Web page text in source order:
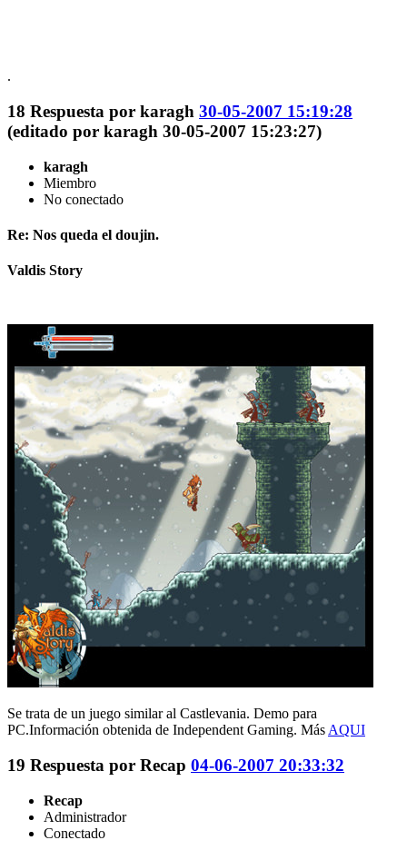
.
18 Respuesta por karagh 30-05-2007 15:19:28
(editado por karagh 30-05-2007 15:23:27)
karagh
Miembro
No conectado
Re: Nos queda el doujin.
Valdis Story
Se trata de un juego similar al Castlevania. Demo para
PC.Información obtenida de Independent Gaming. MásAQUI
19 Respuesta por Recap 04-06-2007 20:33:32
Recap
Administrador
Conectado